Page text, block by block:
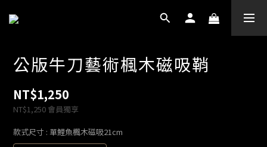
公版牛刀藝術楓木磁吸鞘
NT$1,250
NT$1,250 會員獨享
款式尺寸 : 單鯉魚楓木磁吸21cm